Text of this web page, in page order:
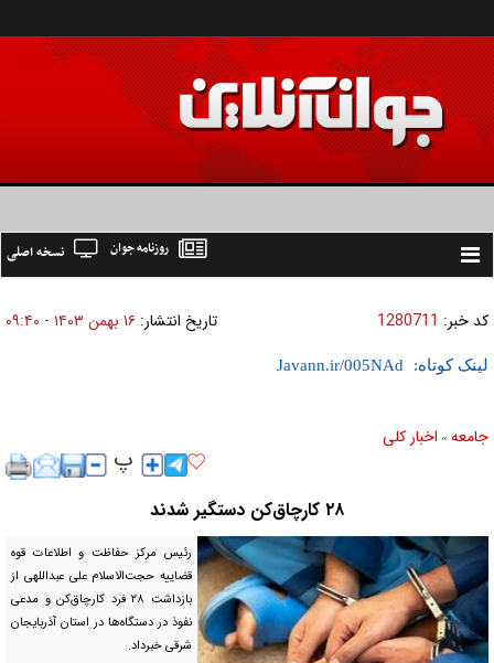
Toggle
نسخه اصلی روزنامه جوان
کد خبر: 1280711 تاریخ انتشار: ۱۶ بهمن ۱۴۰۳ - ۰۹:۴۰
لینک کوتاه:
جامعه » اخبار كلی
۲۸ کارچاق‌کن دستگیر شدند
رئیس مرکز حفاظت و اطلاعات قوه
قضاییه حجت‌الاسلام علی عبداللهی از
بازداشت ۲۸ فرد کارچاق‌کن و مدعی
نفوذ در دستگاه‌ها در استان آذربایجان
شرقی خبرداد.